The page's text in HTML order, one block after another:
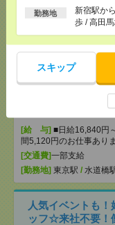
る
勤務地
新宿駅か
歩 / 高田
スキップ
[給 与]日給1万5000円
みなと
のお手伝い！[ア
[給 与] ■日給16,840
間5,120円のお仕事あり
[交通費]一部支給
[勤務地] 東京駅 / 水道橋
人気イベントも
ッフ☆来社不要！